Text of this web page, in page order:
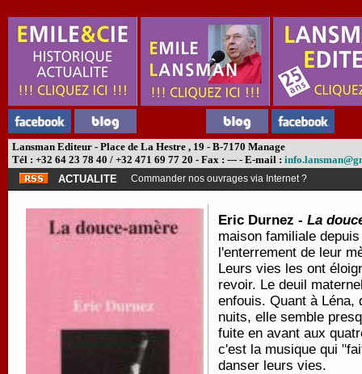
Lansman Editeur - Place de La Hestre , 19 - B-7170 Manage
Tél : +32 64 23 78 40 / +32 471 69 77 20 - Fax : --- - E-mail :
ACTUALITE
Commander nos ouvrages via Internet ?
Eric Durnez - La
maison familiale
l'enterrement de leur
Leurs vies les ont
revoir. Le deuil
enfouis. Quant à Léna,
nuits, elle semble
fuite en avant aux
c'est la musique qui
danser leurs vies.